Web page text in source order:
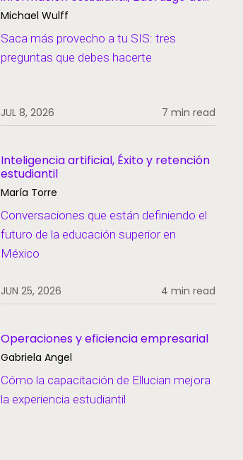
pensamiento
Michael Wulff
Saca más provecho a tu SIS: tres
preguntas que debes hacerte
JUL 8, 2026 7 min read
Inteligencia artificial, Éxito y retención
estudiantil
María Torre
Conversaciones que están definiendo el
futuro de la educación superior en
México
JUN 25, 2026 4 min read
Operaciones y eficiencia empresarial
Gabriela Angel
Cómo la capacitación de Ellucian mejora
la experiencia estudiantil